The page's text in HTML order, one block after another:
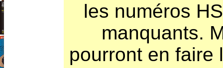
les numéros
manquants.
pourront en faire